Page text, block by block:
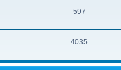
597
4035